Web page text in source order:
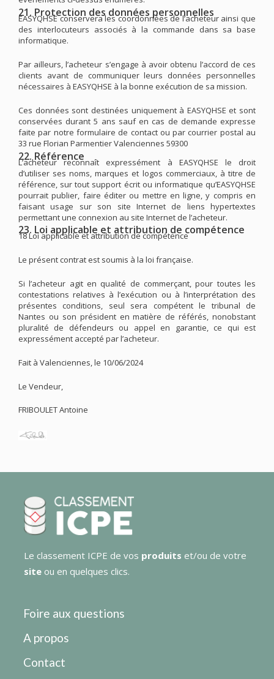
21. Protection des données personnelles
EASYQHSE conservera les coordonnées de l’acheteur ainsi que
des interlocuteurs associés à la commande dans sa base
informatique.
Par ailleurs, l’acheteur s’engage à avoir obtenu l’accord de ces
clients avant de communiquer leurs données personnelles
nécessaires à EASYQHSE à la bonne exécution de sa mission.
Ces données sont destinées uniquement à EASYQHSE et sont
conservées durant 5 ans sauf en cas de demande expresse
faite par notre formulaire de contact ou par courrier postal au
33 rue Florian Parmentier Valenciennes 59300
22. Référence
L’acheteur reconnaît expressément à EASYQHSE le droit
d’utiliser ses noms, marques et logos commerciaux, à titre de
référence, sur tout support écrit ou informatique qu’EASYQHSE
pourrait publier, faire éditer ou mettre en ligne, y compris en
faisant usage sur son site Internet de liens hypertextes
permettant une connexion au site Internet de l’acheteur.
23. Loi applicable et attribution de compétence
18 Loi applicable et attribution de compétence
Le présent contrat est soumis à la loi française.
Si l’acheteur agit en qualité de commerçant, pour toutes les
contestations relatives à l’exécution ou à l’interprétation des
présentes conditions, seul sera compétent le tribunal de
Nantes ou son président en matière de référés, nonobstant
pluralité de défendeurs ou appel en garantie, ce qui est
expressément accepté par l’acheteur.
Fait à Valenciennes, le 10/06/2024
Le Vendeur,
FRIBOULET Antoine
Le classement ICPE de vos produits et/ou de votre
site ou en quelques clics.
Foire aux questions
A propos
Contact